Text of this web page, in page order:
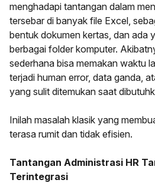
menghadapi tantangan dalam
tersebar di banyak file Excel,
bentuk dokumen kertas, dan ada
berbagai folder komputer.
sederhana bisa memakan waktu
terjadi human error, data ganda,
yang sulit ditemukan saat
Inilah masalah klasik yang
terasa rumit dan tidak efisien.
Tantangan Administrasi HR
Terintegrasi